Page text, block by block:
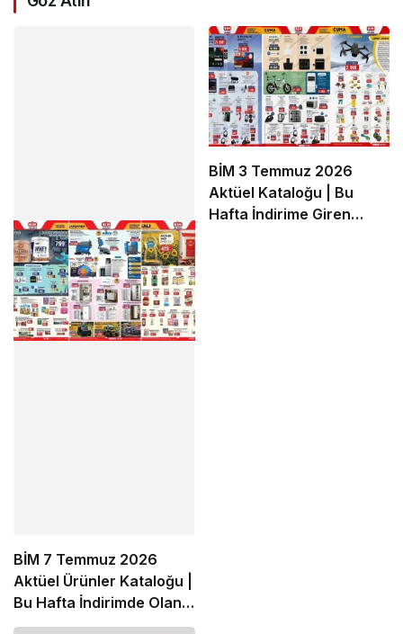
BİM 7 Temmuz 2026
Aktüel Ürünler Kataloğu |
Bu Hafta İndirimde Olan
Ürünler
BİM 3 Temmuz 2026
Aktüel Kataloğu | Bu
Hafta İndirime Giren